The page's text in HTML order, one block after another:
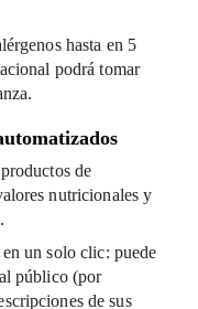
hasta en 5
podrá tomar
de
nutricionales y
en un solo clic: puede
público (por
de sus